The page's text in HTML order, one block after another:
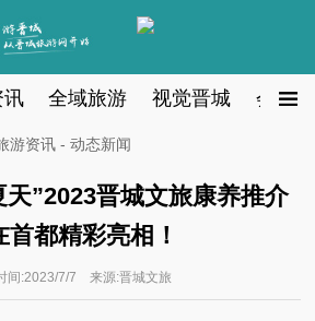
讯 全域旅游 视觉晋城 会员
游资讯 - 动态新闻
天”2023晋城文旅康养推介
首都精彩亮相！
间:2023/7/7 来源:晋城文旅